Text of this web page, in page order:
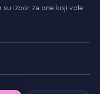
su izbor za one koji vole